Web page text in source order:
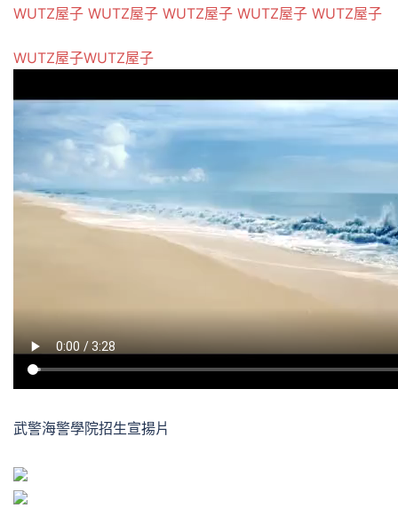
WUTZ屋子 WUTZ屋子 WUTZ屋子 WUTZ屋子 WUTZ屋子
WUTZ屋子WUTZ屋子
武警海警學院招生宣揚片